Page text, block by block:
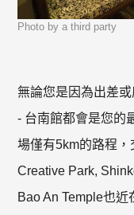
Photo by a third party
無論您是因為出差
- 台南館都會是您的
場僅有5km的路程
Creative Park,
Bao An Temple也近